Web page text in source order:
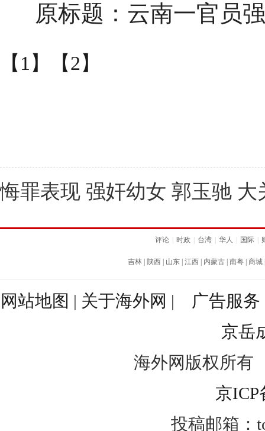
原标题：云南一官员强
【1】 【2】
悔罪表现 强奸幼女 郭玉驰 大
评论 时政 台湾 华人 国际
吉林 陕西 山东 江西 内蒙古 南粤 商城
网站地图 | 关于海外网 | 广告服务
京岳
海外网版权所有
京ICP
投稿邮箱：